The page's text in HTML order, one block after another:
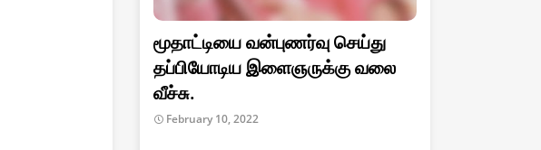
மூதாட்டியை வன்புணர்வு செய்து
தப்பியோடிய இளைஞருக்கு வலை
வீச்சு.
February 10, 2022